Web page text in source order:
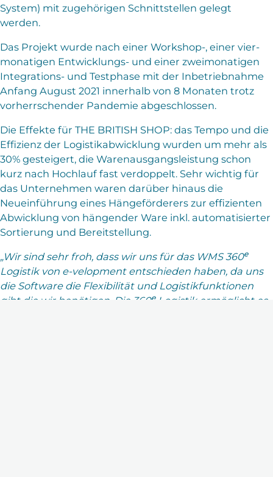
System) mit zugehörigen Schnittstellen gelegt
werden.
Das Projekt wurde nach einer Workshop-, einer vier-
monatigen Entwicklungs- und einer zweimonatigen
Integrations- und Testphase mit der Inbetriebnahme
Anfang August 2021 innerhalb von 8 Monaten trotz
vorherrschender Pandemie abgeschlossen.
Die Effekte für THE BRITISH SHOP: das Tempo und die
Effizienz der Logistikabwicklung wurden um mehr als
30% gesteigert, die Warenausgangsleistung schon
kurz nach Hochlauf fast verdoppelt. Sehr wichtig für
das Unternehmen waren darüber hinaus die
Neueinführung eines Hängeförderers zur effizienten
Abwicklung von hängender Ware inkl. automatisierter
Sortierung und Bereitstellung.
„Wir sind sehr froh, dass wir uns für das WMS 360e
Logistik von e-velopment entschieden haben, da uns
die Software die Flexibilität und Logistikfunktionen
gibt die wir benötigen. Die 360eLogistik ermöglicht es